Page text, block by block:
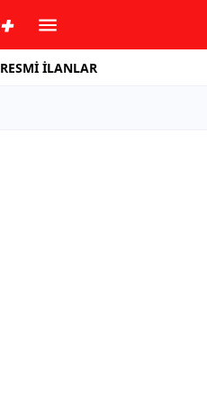
RESMİ İLANLAR